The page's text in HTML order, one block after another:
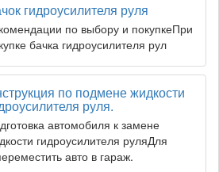
гидроусилителя руля
по выбору и покупкеПри
бачка гидроусилителя рул
по подмене жидкости
руля.
автомобиля к замене
гидроусилителя руляДля
авто в гараж.